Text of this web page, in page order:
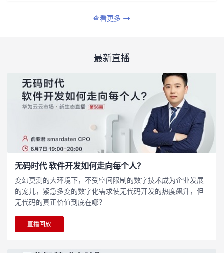
查看更多
最新直播
无码时代 软件开发如何走向每个人？
变幻莫测的大环境下，不受空间限制的数字技术成为企业发展
的宠儿，紧急多变的数字化需求使无代码开发的热度飙升，但
无代码的真正价值到底在哪？
直播回放